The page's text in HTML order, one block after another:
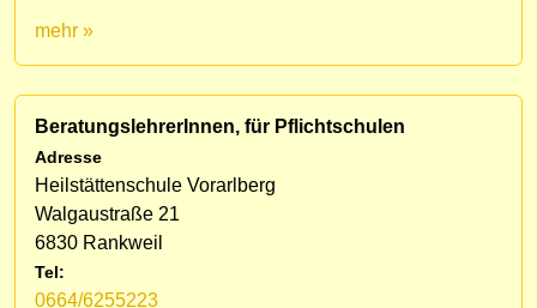
mehr »
BeratungslehrerInnen, für Pflichtschulen
Adresse
Heilstättenschule Vorarlberg
Walgaustraße 21
6830 Rankweil
Tel:
0664/6255223